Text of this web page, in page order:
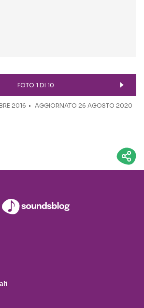
FOTO 1 DI 10
2016
AGGIORNATO 26 AGOSTO 2020